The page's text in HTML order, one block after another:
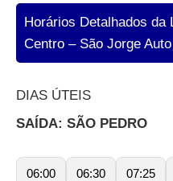
Horários Detalhados da
Centro – São Jorge
DIAS ÚTEIS
SAÍDA: SÃO PEDRO
06:00 06:30 07:25